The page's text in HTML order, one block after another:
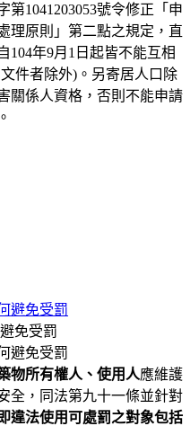
第1041203053號令修正「申
理原則」第二點之規定，直
104年9月1日起皆不能互相
件者除外)。另寄居人口除
關係人資格，否則不能申請
避免受罰
免受罰
避免受罰
物所有權人、使用人應維護
全，同法第九十一條並針對
即違法使用可處罰之對象包括